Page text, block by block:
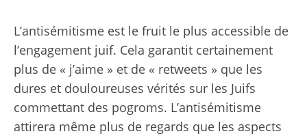
L’antisémitisme est le fruit le plus accessible de
l’engagement juif. Cela garantit certainement
plus de « j’aime » et de « retweets » que les
dures et douloureuses vérités sur les Juifs
commettant des pogroms. L’antisémitisme
attirera même plus de regards que les aspects